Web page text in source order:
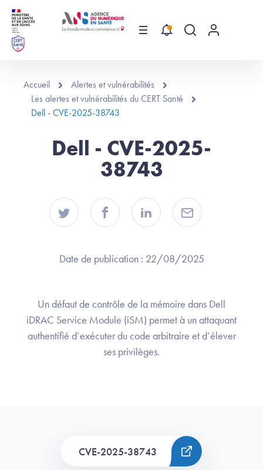
Aller au contenu principal
Menu Recherche
Menu
Accueil
Alertes et vulnérabilités
Les alertes et vulnérabilités du CERT Santé
Dell - CVE-2025-38743
Dell - CVE-2025-
38743
Date de publication : 22/08/2025
Un défaut de contrôle de la mémoire dans Dell
iDRAC Service Module (iSM) permet à un attaquant
authentifié d’exécuter du code arbitraire et d’élever
ses privilèges.
CVE-2025-38743